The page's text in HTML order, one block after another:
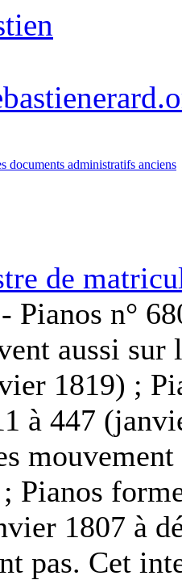
documents administratifs anciens
de
- Pianos n°
aussi
1819) ;
à 447
Pianos
1807 à
pas. Cet